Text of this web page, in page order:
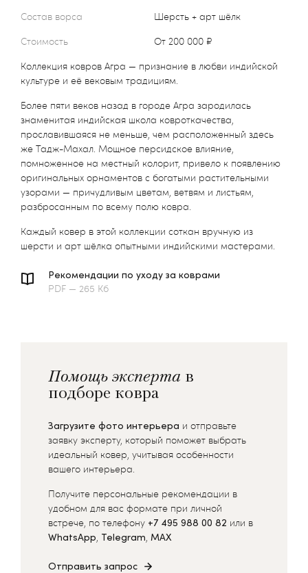
Состав ворса
Шерсть + арт шёлк
Стоимость
от 200 000 ₽
Коллекция ковров Агра — признание в любви индийской
культуре и её вековым традициям.
Более пяти веков назад в городе Агра зародилась
знаменитая индийская школа ковроткачества,
прославившаяся не меньше, чем расположенный здесь
же Тадж-Махал. Мощное персидское влияние,
помноженное на местный колорит, привело к появлению
оригинальных орнаментов с богатыми растительными
узорами — причудливым цветам, ветвям и листьям,
разбросанным по всему полю ковра.
Каждый ковер в этой коллекции соткан вручную из
шерсти и арт шёлка опытными индийскими мастерами.
Рекомендации по уходу за коврами
PDF — 265 Кб
Помощь эксперта в
подборе ковра
Загрузите фото интерьера и отправьте
заявку эксперту, который поможет выбрать
идеальный ковер, учитывая особенности
вашего интерьера.
Получите персональные рекомендации в
удобном для вас формате при личной
встрече, по телефону +7 495 988 00 82 или в
WhatsApp, Telegram, MAX
Отправить запрос